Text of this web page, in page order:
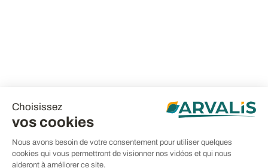
Choisissez
vos cookies
Nous avons besoin de votre consentement pour utiliser quelques
cookies qui vous permettront de visionner nos vidéos et qui nous
aideront à améliorer ce site.